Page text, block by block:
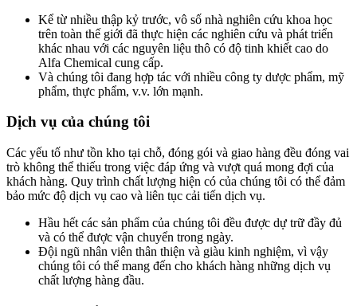
Kể từ nhiều thập kỷ trước, vô số nhà nghiên cứu khoa học
trên toàn thế giới đã thực hiện các nghiên cứu và phát triển
khác nhau với các nguyên liệu thô có độ tinh khiết cao do
Alfa Chemical cung cấp.
Và chúng tôi đang hợp tác với nhiều công ty dược phẩm, mỹ
phẩm, thực phẩm, v.v. lớn mạnh.
Dịch vụ của chúng tôi
Các yếu tố như tồn kho tại chỗ, đóng gói và giao hàng đều đóng vai
trò không thể thiếu trong việc đáp ứng và vượt quá mong đợi của
khách hàng. Quy trình chất lượng hiện có của chúng tôi có thể đảm
bảo mức độ dịch vụ cao và liên tục cải tiến dịch vụ.
Hầu hết các sản phẩm của chúng tôi đều được dự trữ đầy đủ
và có thể được vận chuyển trong ngày.
Đội ngũ nhân viên thân thiện và giàu kinh nghiệm, vì vậy
chúng tôi có thể mang đến cho khách hàng những dịch vụ
chất lượng hàng đầu.